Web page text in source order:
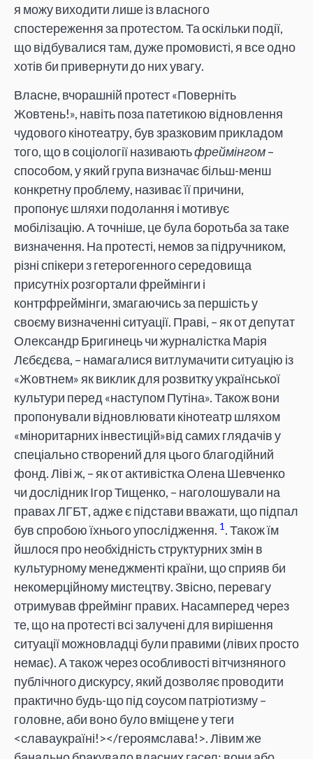
я можу виходити лише із власного
спостереження за протестом. Та оскільки події,
що відбувалися там, дуже промовисті, я все одно
хотів би привернути до них увагу.
Власне, вчорашній протест «Поверніть
Жовтень!», навіть поза патетикою відновлення
чудового кінотеатру, був зразковим прикладом
того, що в соціології називаютьфреймінгом–
способом, у який група визначає більш-менш
конкретну проблему, називає її причини,
пропонує шляхи подолання і мотивує
мобілізацію. А точніше, це була боротьба за таке
визначення. На протесті, немов за підручником,
різні спікери з гетерогенного середовища
присутніх розгортали фреймінги і
контрфреймінги, змагаючись за першість у
своєму визначенні ситуації. Праві, – як от депутат
Олександр Бригинець чи журналістка Марія
Лєбєдєва, – намагалися витлумачити ситуацію із
«Жовтнем» як виклик для розвитку української
культури перед «наступом Путіна». Також вони
пропонували відновлювати кінотеатр шляхом
«міноритарних інвестицій»від самих глядачів у
спеціально створений для цього благодійний
фонд. Ліві ж, – як от активістка Олена Шевченко
чи дослідник Ігор Тищенко, – наголошували на
правах ЛГБТ, адже є підстави вважати, що підпал
був спробою їхнього упослідження. 1. Також їм
йшлося про необхідність структурних змін в
культурному менеджменті країни, що сприяв би
некомерційному мистецтву. Звісно, перевагу
отримував фреймінг правих. Насамперед через
те, що на протесті всі залучені для вирішення
ситуації можновладці були правими (лівих просто
немає). А також через особливості вітчизняного
публічного дискурсу, який дозволяє проводити
практично будь-що під соусом патріотизму –
головне, аби воно було вміщене у теги
<славаукраїні!></героямслава!>. Лівим же